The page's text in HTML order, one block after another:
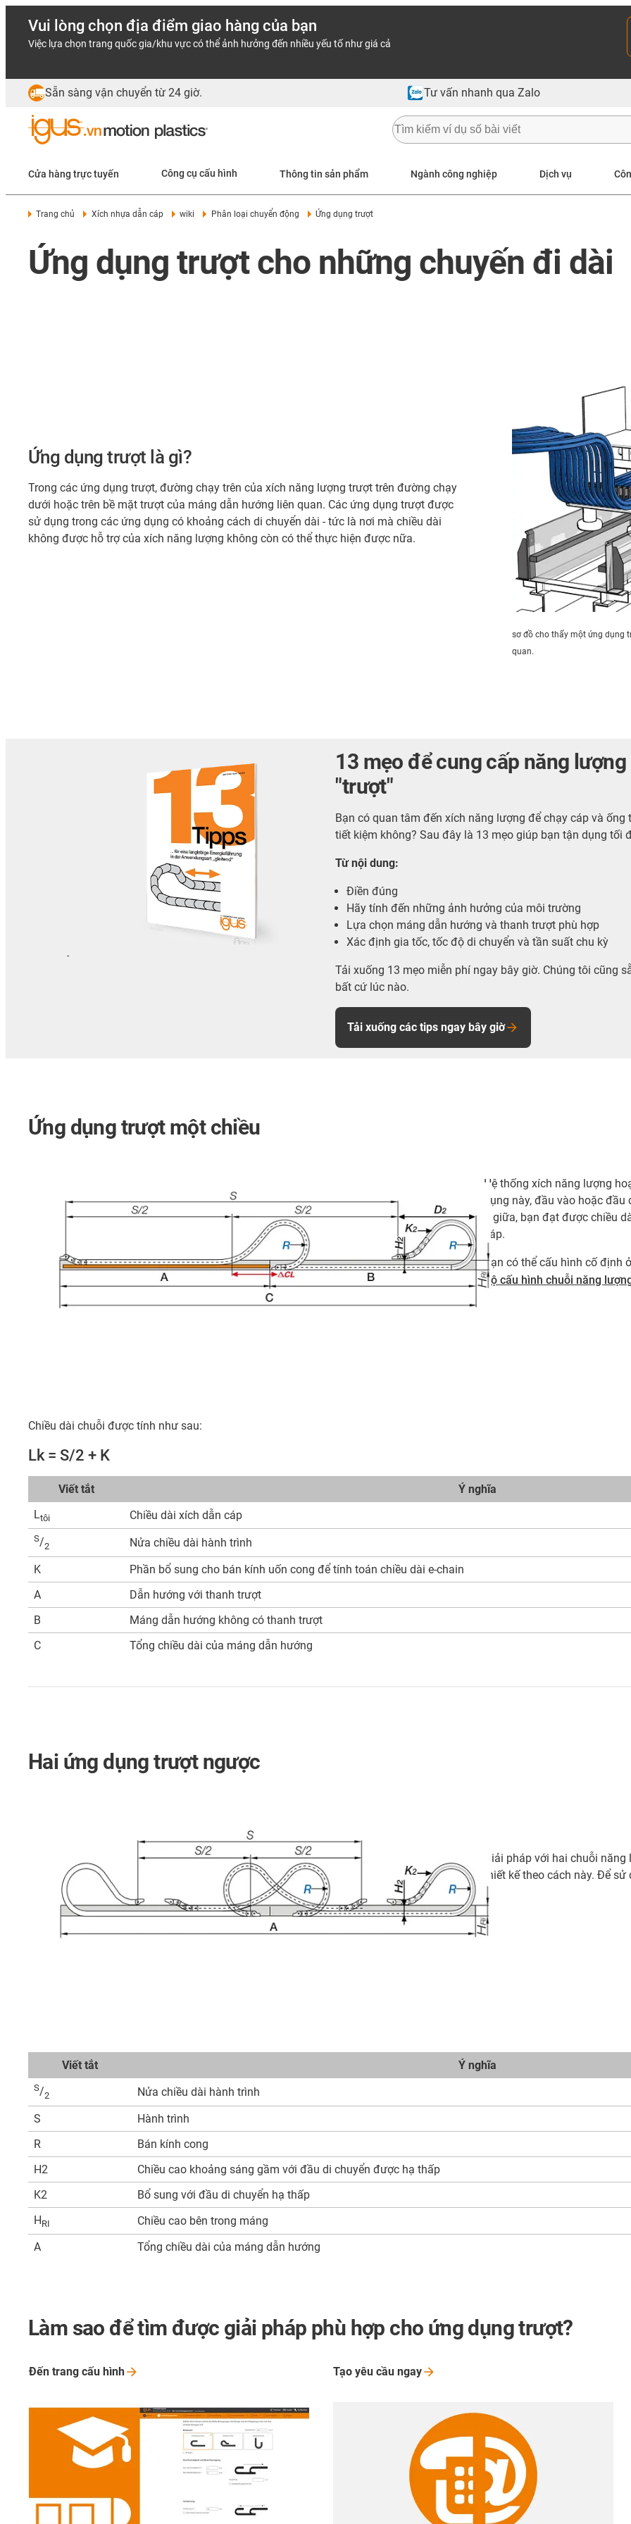
Vui lòng chọn địa điểm giao hàng của bạn
Việc lựa chọn trang quốc gia/khu vực có thể ảnh hưởng đến nhiều yếu tố như giá cả
Sẵn sàng vận chuyển từ 24 giờ. Tư vấn nhanh qua Zalo
Cửa hàng trực tuyến Công cụ cấu hình Thông tin sản phẩm Ngành công nghiệp Dịch vụ
Trang chủ Xích nhựa dẫn cáp wiki Phân loại chuyển động Ứng dụng trượt
Ứng dụng trượt cho những chuyến đi dài
Ứng dụng trượt là gì?
Trong các ứng dụng trượt, đường chạy trên của xích năng lượng trượt trên đường chạy
dưới hoặc trên bề mặt trượt của máng dẫn hướng liên quan. Các ứng dụng trượt được
sử dụng trong các ứng dụng có khoảng cách di chuyển dài - tức là nơi mà chiều dài
không được hỗ trợ của xích năng lượng không còn có thể thực hiện được nữa.
sơ đồ cho thấy một ứng dụng
quan.
-
13 mẹo để cung cấp năng
"trượt"
Bạn có quan tâm đến xích năng lượng để chạy cáp và
tiết kiệm không? Sau đây là 13 mẹo giúp bạn tận dụng tối
Từ nội dung:
Điền đúng
Hãy tính đến những ảnh hưởng của môi trường
Lựa chọn máng dẫn hướng và thanh trượt phù hợp
Xác định gia tốc, tốc độ di chuyển và tần suất chu kỳ
Tải xuống 13 mẹo miễn phí ngay bây giờ. Chúng tôi cũng
bất cứ lúc nào.
Tải xuống các tips ngay bây giờ
Ứng dụng trượt một chiều
Hệ thống xích năng lượng
dụng này, đầu vào hoặc
ở giữa, bạn đạt được chiều
cáp.
Bạn có thể cấu hình cố định
bộ cấu hình chuỗi năng
Chiều dài chuỗi được tính như sau:
Lk = S/2 + K
Viết tắt Ý nghĩa
Ltôi Chiều dài xích dẫn cáp
S/2 Nửa chiều dài hành trình
K
Phần bổ sung cho bán kính uốn cong để tính toán chiều dài e-chain
A
Dẫn hướng với thanh trượt
B
Máng dẫn hướng không có thanh trượt
C
Tổng chiều dài của máng dẫn hướng
Hai ứng dụng trượt ngược
Giải pháp với hai chuỗi
thiết kế theo cách này. Để
Viết tắt Ý nghĩa
S/2 Nửa chiều dài hành trình
S
Hành trình
R
Bán kính cong
H2
Chiều cao khoảng sáng gầm với đầu di chuyển được hạ thấp
K2
Bổ sung với đầu di chuyển hạ thấp
HRI Chiều cao bên trong máng
A
Tổng chiều dài của máng dẫn hướng
Làm sao để tìm được giải pháp phù hợp cho ứng dụng trượt?
Đến trang cấu hình Tạo yêu cầu ngay